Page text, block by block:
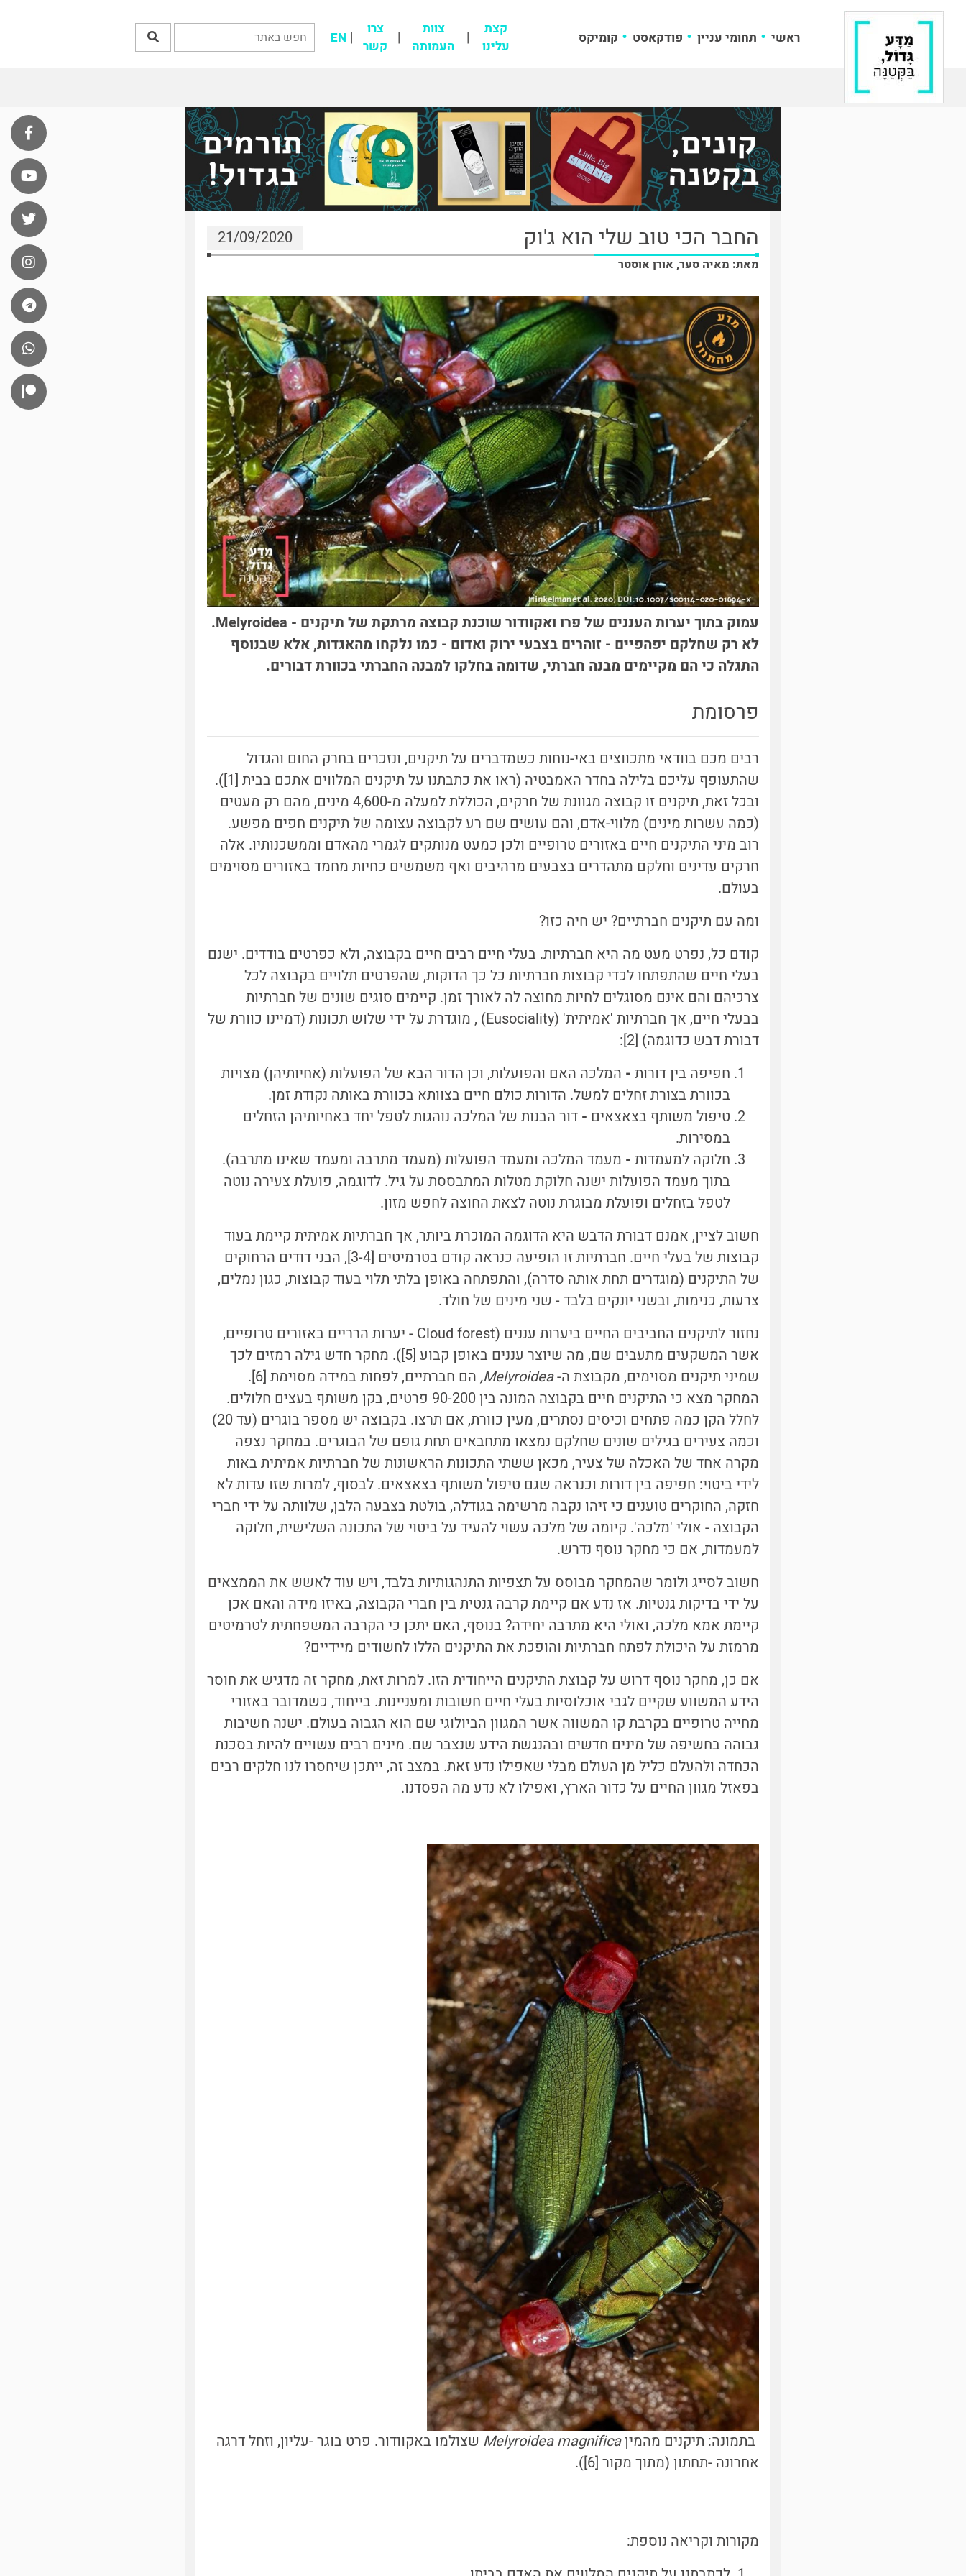
ראשי תחומי עניין פודקאסט קומיקס
קצת
עלינו
צוות
העמותה
צרו
קשר
EN
החבר הכי טוב שלי הוא ג'וק 21/09/2020
מאת: מאיה סער, אורן אוסטר
עמוק בתוך יערות העננים של פרו ואקוודור שוכנת קבוצה מרתקת של תיקנים - Melyroidea.
לא רק שחלקם יפהפיים - זוהרים בצבעי ירוק ואדום - כמו נלקחו מהאגדות, אלא שבנוסף
התגלה כי הם מקיימים מבנה חברתי, שדומה בחלקו למבנה החברתי בכוורת דבורים.
פרסומת
רבים מכם בוודאי מתכווצים באי-נוחות כשמדברים על תיקנים, ונזכרים בחרק החום והגדול
שהתעופף עליכם בלילה בחדר האמבטיה (ראו את כתבתנו על תיקנים המלווים אתכם בבית [1]).
ובכל זאת, תיקנים זו קבוצה מגוונת של חרקים, הכוללת למעלה מ-4,600 מינים, מהם רק מעטים
(כמה עשרות מינים) מלווי-אדם, והם עושים שם רע לקבוצה עצומה של תיקנים חפים מפשע.
רוב מיני התיקנים חיים באזורים טרופיים ולכן כמעט מנותקים לגמרי מהאדם וממשכנותיו. אלה
חרקים עדינים וחלקם מתהדרים בצבעים מרהיבים ואף משמשים כחיות מחמד באזורים מסוימים
בעולם.
ומה עם תיקנים חברתיים? יש חיה כזו?
קודם כל, נפרט מעט מה היא חברתיות. בעלי חיים רבים חיים בקבוצה, ולא כפרטים בודדים. ישנם
בעלי חיים שהתפתחו לכדי קבוצות חברתיות כל כך הדוקות, שהפרטים תלויים בקבוצה לכל
צרכיהם והם אינם מסוגלים לחיות מחוצה לה לאורך זמן. קיימים סוגים שונים של חברתיות
בבעלי חיים, אך חברתיות 'אמיתית' (Eusociality) , מוגדרת על ידי שלוש תכונות (דמיינו כוורת של
דבורת דבש כדוגמה) [2]:
חפיפה בין דורות - המלכה האם והפועלות, וכן הדור הבא של הפועלות (אחיותיהן) מצויות
בכוורת בצורת זחלים למשל. הדורות כולם חיים בצוותא בכוורת באותה נקודת זמן.
טיפול משותף בצאצאים - דור הבנות של המלכה נוהגות לטפל יחד באחיותיהן הזחלים
במסירות.
חלוקה למעמדות - מעמד המלכה ומעמד הפועלות (מעמד מתרבה ומעמד שאינו מתרבה).
בתוך מעמד הפועלות ישנה חלוקת מטלות המתבססת על גיל. לדוגמה, פועלת צעירה נוטה
לטפל בזחלים ופועלת מבוגרת נוטה לצאת החוצה לחפש מזון.
חשוב לציין, אמנם דבורת הדבש היא הדוגמה המוכרת ביותר, אך חברתיות אמיתית קיימת בעוד
קבוצות של בעלי חיים. חברתיות זו הופיעה כנראה קודם בטרמיטים [3-4], הבני דודים הרחוקים
של התיקנים (מוגדרים תחת אותה סדרה), והתפתחה באופן בלתי תלוי בעוד קבוצות, כגון נמלים,
צרעות, כנימות, ובשני יונקים בלבד - שני מינים של חולד.
נחזור לתיקנים החביבים החיים ביערות עננים (Cloud forest - יערות הרריים באזורים טרופיים,
אשר המשקעים מתעבים שם, מה שיוצר עננים באופן קבוע [5]). מחקר חדש גילה רמזים לכך
שמיני תיקנים מסוימים, מקבוצת ה-Melyroidea,
הם חברתיים, לפחות במידה מסוימת [6].
המחקר מצא כי התיקנים חיים בקבוצה המונה בין 90-200 פרטים, בקן משותף בעצים חלולים.
לחלל הקן כמה פתחים וכיסים נסתרים, מעין כוורת, אם תרצו. בקבוצה יש מספר בוגרים (עד 20)
וכמה צעירים בגילים שונים שחלקם נמצאו מתחבאים תחת גופם של הבוגרים. במחקר נצפה
מקרה אחד של האכלה של צעיר, מכאן ששתי התכונות הראשונות של חברתיות אמיתית באות
לידי ביטוי: חפיפה בין דורות וכנראה שגם טיפול משותף בצאצאים. לבסוף, למרות שזו עדות לא
חזקה, החוקרים טוענים כי זיהו נקבה מרשימה בגודלה, בולטת בצבעה הלבן, שלוותה על ידי חברי
הקבוצה - אולי 'מלכה'. קיומה של מלכה עשוי להעיד על ביטוי של התכונה השלישית, חלוקה
למעמדות, אם כי מחקר נוסף נדרש.
חשוב לסייג ולומר שהמחקר מבוסס על תצפיות התנהגותיות בלבד, ויש עוד לאשש את הממצאים
על ידי בדיקות גנטיות. אז נדע אם קיימת קרבה גנטית בין חברי הקבוצה, באיזו מידה והאם אכן
קיימת אמא מלכה, ואולי היא מתרבה יחידה? בנוסף, האם יתכן כי הקרבה המשפחתית לטרמיטים
מרמזת על היכולת לפתח חברתיות והופכת את התיקנים הללו לחשודים מיידיים?
אם כן, מחקר נוסף דרוש על קבוצת התיקנים הייחודית הזו. למרות זאת, מחקר זה מדגיש את חוסר
הידע המשווע שקיים לגבי אוכלוסיות בעלי חיים חשובות ומעניינות. בייחוד, כשמדובר באזורי
מחייה טרופיים בקרבת קו המשווה אשר המגוון הביולוגי שם הוא הגבוה בעולם. ישנה חשיבות
גבוהה בחשיפה של מינים חדשים ובהנגשת הידע שנצבר שם. מינים רבים עשויים להיות בסכנת
הכחדה ולהעלם כליל מן העולם מבלי שאפילו נדע זאת. במצב זה, ייתכן שיחסרו לנו חלקים רבים
בפאזל מגוון החיים על כדור הארץ, ואפילו לא נדע מה הפסדנו.
בתמונה: תיקנים מהמיןMelyroidea magnifica שצולמו באקוודור. פרט בוגר -עליון, וזחל דרגה
אחרונה -תחתון (מתוך מקור [6]).
מקורות וקריאה נוספת: